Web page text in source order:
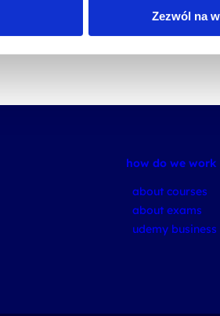
Zezwól na
how do we work
about courses
about exams
udemy business